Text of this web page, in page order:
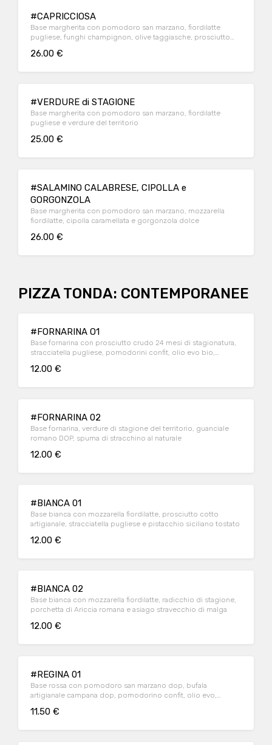
#CAPRICCIOSA
Base margherita con pomodoro san marzano, fiordilatte
pugliese, funghi champignon, olive taggiasche, prosciutto
26.00 €
#VERDURE di STAGIONE
Base margherita con pomodoro san marzano, fiordilatte
pugliese e verdure del territorio
25.00 €
#SALAMINO CALABRESE, CIPOLLA e
GORGONZOLA
Base margherita con pomodoro san marzano, mozzarella
fiordilatte, cipolla caramellata e gorgonzola dolce
26.00 €
PIZZA TONDA: CONTEMPORANEE
#FORNARINA O1
Base fornarina con prosciutto crudo 24 mesi di stagionatura,
stracciatella pugliese, pomodorini confit, olio evo bio,
12.00 €
#FORNARINA 02
Base fornarina, verdure di stagione del territorio, guanciale
romano DOP, spuma di stracchino al naturale
12.00 €
#BIANCA 01
Base bianca con mozzarella fiordilatte, prosciutto cotto
artigianale, stracciatella pugliese e pistacchio siciliano tostato
12.00 €
#BIANCA 02
Base bianca con mozzarella fiordilatte, radicchio di stagione,
porchetta di Ariccia romana e asiago stravecchio di malga
12.00 €
#REGINA 01
Base rossa con pomodoro san marzano dop, bufala
artigianale campana dop, pomodorino confit, olio evo,
11.50 €